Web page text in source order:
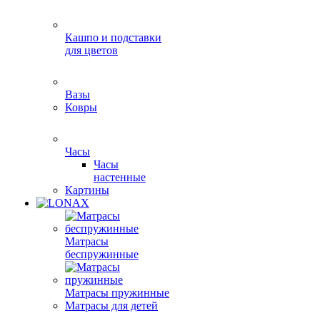
Кашпо и подставки
для цветов
Вазы
Ковры
Часы
Часы
настенные
Картины
Матрасы
беспружинные
Матрасы пружинные
Матрасы для детей